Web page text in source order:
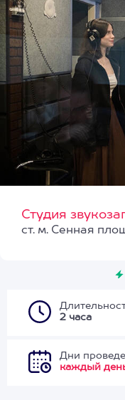
Студия
ст. м. Сенная
2 часа
Дни
каждый